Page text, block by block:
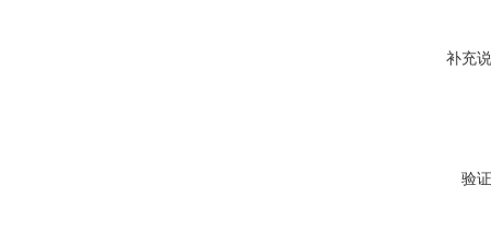
补充
验